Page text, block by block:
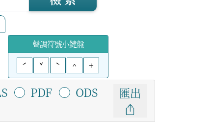
聲調符號小鍵盤
ˊ
ˇ ˋ ^ +
PDF ODS 匯出